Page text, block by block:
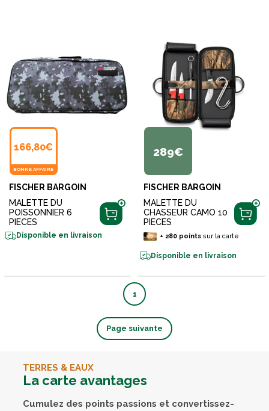
166,80€
BONNE AFFAIRE
FISCHER BARGOIN
MALETTE DU
POISSONNIER 6
PIECES
Disponible en livraison
289€
FISCHER BARGOIN
MALETTE DU
CHASSEUR CAMO 10
PIECES
+ 280pointssur la carte
Disponible en livraison
1
Page suivante
TERRES & EAUX
La carte avantages
Cumulez des points passions et convertissez-